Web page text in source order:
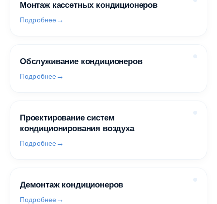
Монтаж кассетных кондиционеров
Подробнее
Обслуживание кондиционеров
Подробнее
Проектирование систем
кондиционирования воздуха
Подробнее
Демонтаж кондиционеров
Подробнее